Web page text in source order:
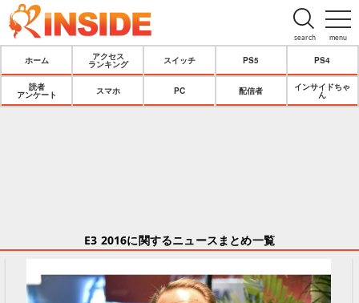
menu
search
ホーム
アクセス
ランキング
スイッチ PS5 PS4
読者
アンケート
スマホ PC 配信者
インサイドちゃ
ん
E3 2016に関するニュースまとめ一覧